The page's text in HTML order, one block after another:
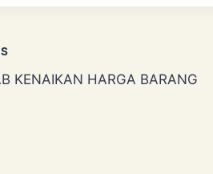
KENAIKAN HARGA BARANG